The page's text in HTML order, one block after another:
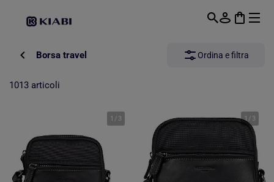
Borsa travel Ordina e filtra
1013 articoli
1 / 3 1 / 3